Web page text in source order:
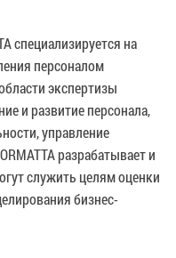
специализируется на
персоналом
экспертизы
и развитие персонала,
управление
разрабатывает и
служить целям оценки
бизнес-